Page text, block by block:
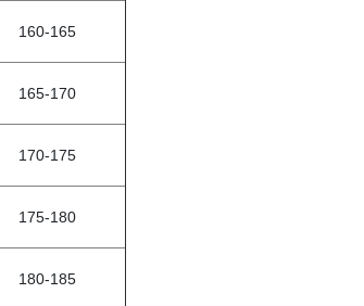
160-165
165-170
170-175
175-180
180-185